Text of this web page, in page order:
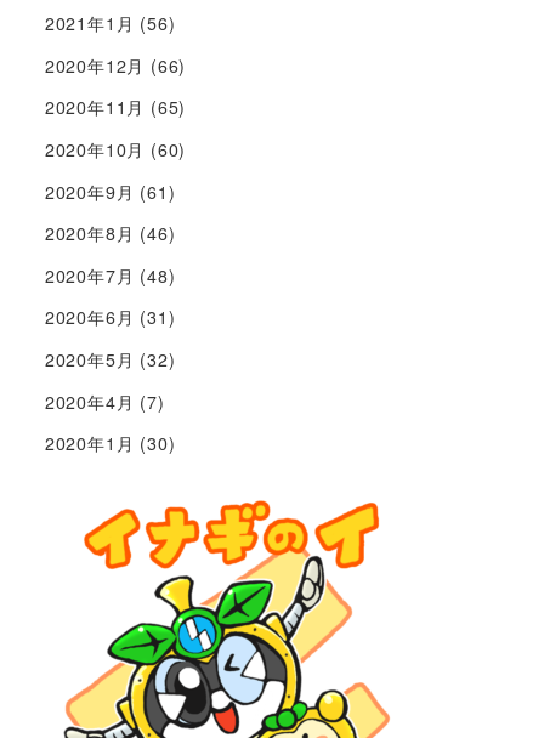
2021年1月 (56)
2020年12月 (66)
2020年11月 (65)
2020年10月 (60)
2020年9月 (61)
2020年8月 (46)
2020年7月 (48)
2020年6月 (31)
2020年5月 (32)
2020年4月 (7)
2020年1月 (30)